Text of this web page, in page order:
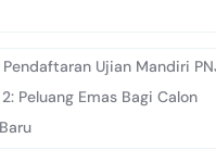
Pendaftaran Ujian Mandiri
Peluang Emas Bagi Calon